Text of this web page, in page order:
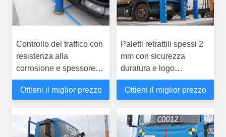
Controllo del traffico con
resistenza alla
corrosione e spessore
cilindro di 14 mm /-2 mm
in dissuasori rimovibili
Ottieni il miglior prezzo
Paletti retrattili spessi 2
mm con sicurezza
duratura e logo
personalizzabile per
installazione a superficie
Ottieni il miglior prezzo